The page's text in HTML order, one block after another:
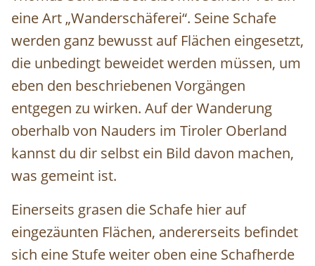
eine Art „Wanderschäferei“. Seine Schafe
werden ganz bewusst auf Flächen eingesetzt,
die unbedingt beweidet werden müssen, um
eben den beschriebenen Vorgängen
entgegen zu wirken. Auf der Wanderung
oberhalb von Nauders im Tiroler Oberland
kannst du dir selbst ein Bild davon machen,
was gemeint ist.
Einerseits grasen die Schafe hier auf
eingezäunten Flächen, andererseits befindet
sich eine Stufe weiter oben eine Schafherde